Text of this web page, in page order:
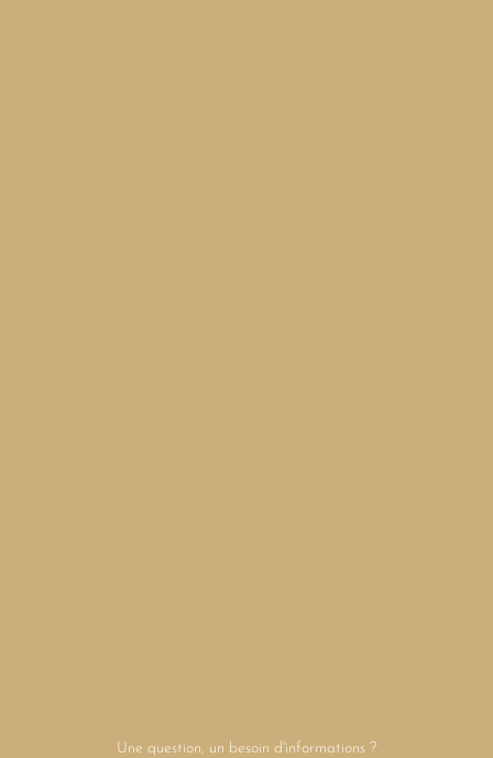
Une question, un besoin d'informations ?